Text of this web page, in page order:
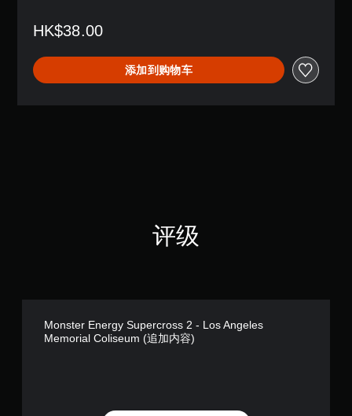
价
颗
星
（
HK$38.00
添加到购物车
评级
Monster Energy Supercross 2 - Los Angeles
Memorial Coliseum (追加内容)